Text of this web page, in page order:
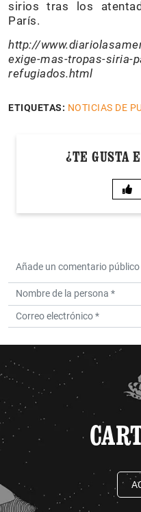
sirios tras los
París.
http://
exige-mas-tropas-siria-
refugiados.html
ETIQUETAS: NOTICIAS DE
¿TE GUSTA